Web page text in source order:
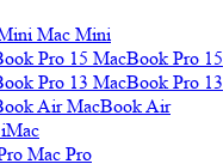
Mac Mini
MacBook Pro 15
MacBook Pro 13
MacBook Air
iMac
Mac Pro